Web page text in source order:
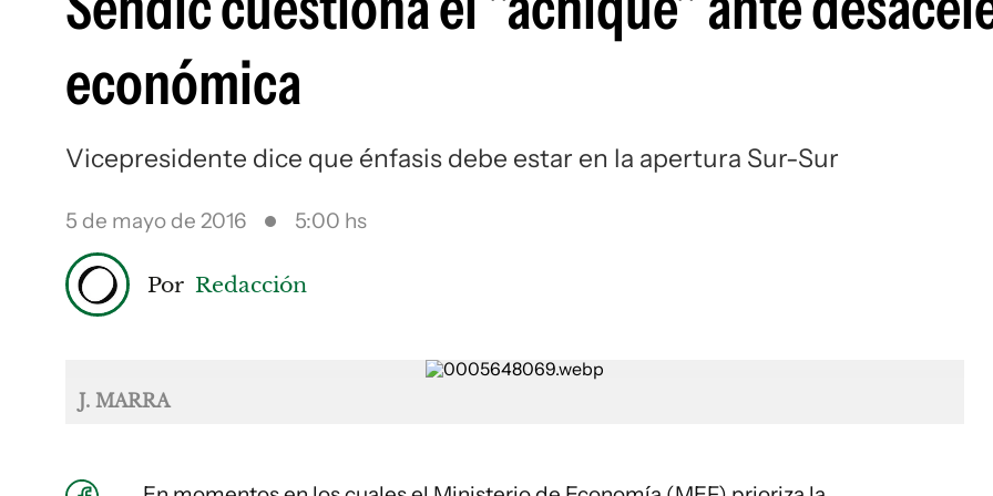
económica
Vicepresidente dice que énfasis debe estar en la apertura Sur-Sur
5 de mayo de 2016 5:00 hs
Por Redacción
J. MARRA